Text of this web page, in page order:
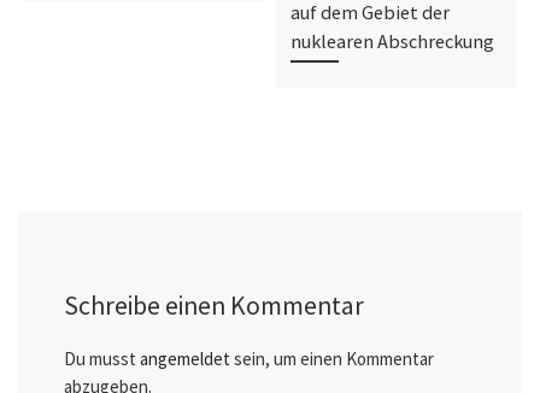
auf dem Gebiet der
nuklearen Abschreckung
Schreibe einen Kommentar
Du musst angemeldet sein, um einen Kommentar
abzugeben.